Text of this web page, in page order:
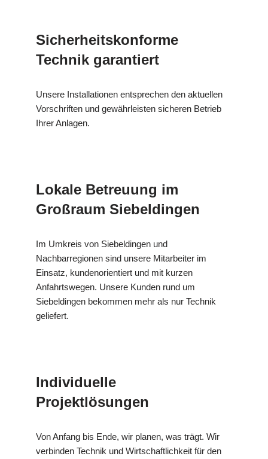
Sicherheitskonforme
Technik garantiert
Unsere Installationen entsprechen den aktuellen
Vorschriften und gewährleisten sicheren Betrieb
Ihrer Anlagen.
Lokale Betreuung im
Großraum Siebeldingen
Im Umkreis von Siebeldingen und
Nachbarregionen sind unsere Mitarbeiter im
Einsatz, kundenorientiert und mit kurzen
Anfahrtswegen. Unsere Kunden rund um
Siebeldingen bekommen mehr als nur Technik
geliefert.
Individuelle
Projektlösungen
Von Anfang bis Ende, wir planen, was trägt. Wir
verbinden Technik und Wirtschaftlichkeit für den